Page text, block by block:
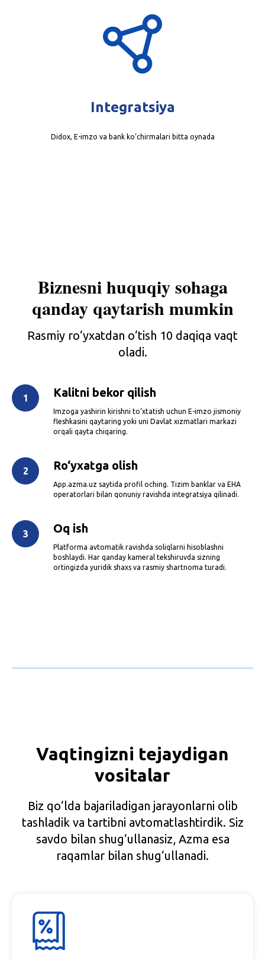
Integratsiya
Didox, E-imzo va bank ko‘chirmalari bitta oynada
Biznesni huquqiy sohaga
qanday qaytarish mumkin
Rasmiy ro‘yxatdan o‘tish 10 daqiqa vaqt
oladi.
Kalitni bekor qilish
Imzoga yashirin kirishni to‘xtatish uchun E-imzo jismoniy
fleshkasini qaytaring yoki uni Davlat xizmatlari markazi
orqali qayta chiqaring.
Ro‘yxatga olish
App.azma.uz saytida profil oching. Tizim banklar va EHA
operatorlari bilan qonuniy ravishda integratsiya qilinadi.
Oq ish
Platforma avtomatik ravishda soliqlarni hisoblashni
boshlaydi. Har qanday kameral tekshiruvda sizning
ortingizda yuridik shaxs va rasmiy shartnoma turadi.
Vaqtingizni tejaydigan
vositalar
Biz qo‘lda bajariladigan jarayonlarni olib
tashladik va tartibni avtomatlashtirdik. Siz
savdo bilan shug‘ullanasiz, Azma esa
raqamlar bilan shug‘ullanadi.